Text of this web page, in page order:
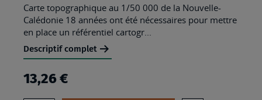
of
the
images
gallery
Carte topographique au 1/50 000 de la Nouvelle-
Calédonie 18 années ont été nécessaires pour mettre
en place un référentiel cartogr...
Descriptif complet
13,26 €